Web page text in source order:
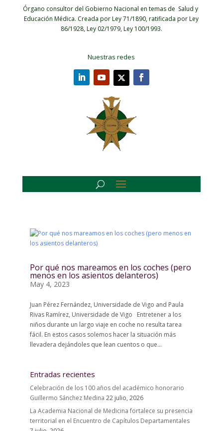
Órgano consultor del Gobierno Nacional en temas de Salud y
Educación Médica. Creada por Ley 71/1890, ratificada por Ley
86/1928, Ley 02/1979, Ley 100/1993.
Nuestras redes
Por qué nos mareamos en los coches (pero
menos en los asientos delanteros)
May 4, 2023
Juan Pérez Fernández, Universidade de Vigo and Paula
Rivas Ramírez, Universidade de Vigo Entretener a los
niños durante un largo viaje en coche no resulta tarea
fácil. En estos casos solemos hacer la situación más
llevadera dejándoles que lean cuentos o que...
Entradas recientes
Celebración de los 100 años del académico honorario
Guillermo Sánchez Medina 22 julio, 2026
La Academia Nacional de Medicina fortalece su presencia
territorial en el Encuentro de Capítulos Departamentales